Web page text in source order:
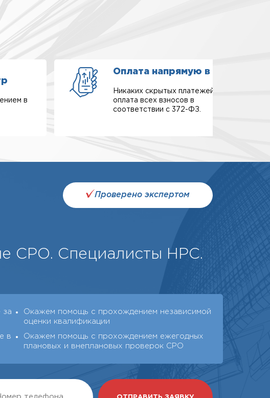
в
Оплата напрямую в СРО
Никаких скрытых платежей,
оплата всех взносов в
соответствии с 372-ФЗ.
Проверено экспертом
СРО. Специалисты НРС.
за
Окажем помощь с прохождением независимой
оценки квалификации
в
Окажем помощь с прохождением ежегодных
плановых и внеплановых проверок СРО